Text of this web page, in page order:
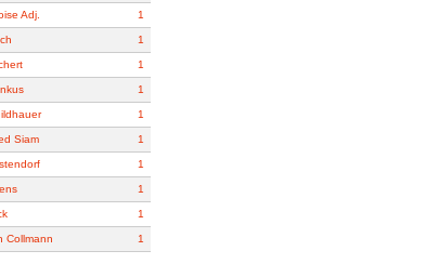
Adj. 1
1
1
1
1
Siam 1
1
1
1
Collmann 1